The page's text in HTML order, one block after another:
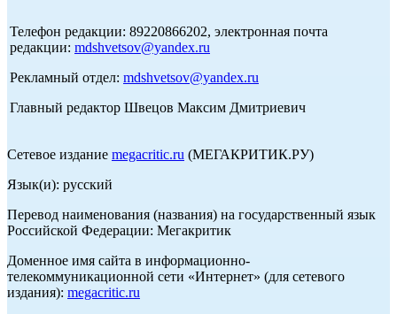
Телефон редакции: 89220866202, электронная почта
редакции: mdshvetsov@yandex.ru
Рекламный отдел: mdshvetsov@yandex.ru
Главный редактор Швецов Максим Дмитриевич
Сетевое издание megacritic.ru (МЕГАКРИТИК.РУ)
Язык(и): русский
Перевод наименования (названия) на государственный язык
Российской Федерации: Мегакритик
Доменное имя сайта в информационно-
телекоммуникационной сети «Интернет» (для сетевого
издания): megacritic.ru